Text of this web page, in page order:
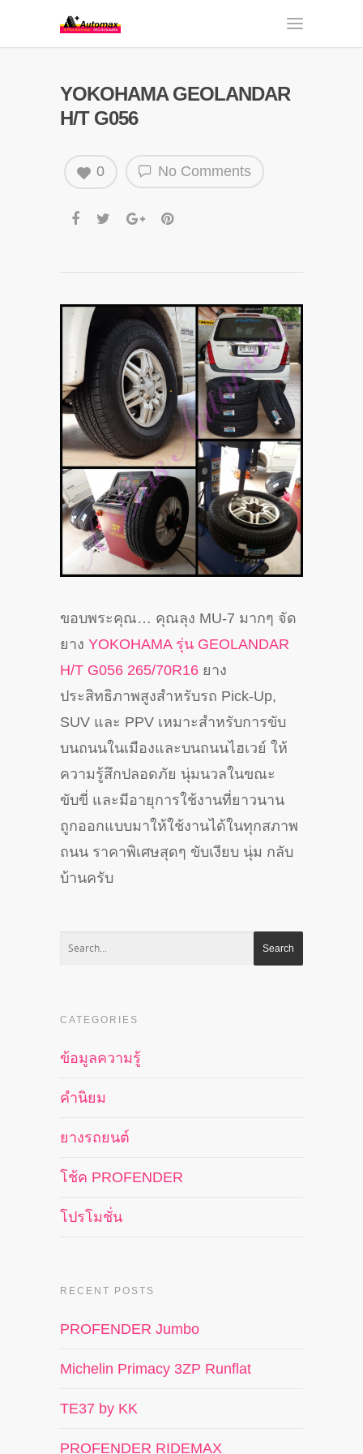
YOKOHAMA GEOLANDAR
H/T G056
No Comments
0
ขอบพระคุณ… คุณลุง MU-7 มากๆ จัด
ยาง YOKOHAMA รุ่น GEOLANDAR
H/T G056 265/70R16 ยาง
ประสิทธิภาพสูงสำหรับรถ Pick-Up,
SUV และ PPV เหมาะสำหรับการขับ
บนถนนในเมืองและบนถนนไฮเวย์ ให้
ความรู้สึกปลอดภัย นุ่มนวลในขณะ
ขับขี่ และมีอายุการใช้งานที่ยาวนาน
ถูกออกแบบมาให้ใช้งานได้ในทุกสภาพ
ถนน ราคาพิเศษสุดๆ ขับเงียบ นุ่ม กลับ
บ้านครับ
CATEGORIES
ข้อมูลความรู้
คำนิยม
ยางรถยนต์
โช้ค PROFENDER
โปรโมชั่น
RECENT POSTS
PROFENDER Jumbo
Michelin Primacy 3ZP Runflat
TE37 by KK
PROFENDER RIDEMAX